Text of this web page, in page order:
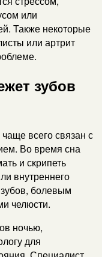
или
Также некоторые
или артрит
зубов
всего связан с
Во время сна
и скрипеть
внутреннего
болевым
челюсти.
ночью,
для